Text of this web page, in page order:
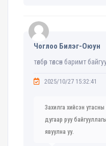
Чоглоо Билэг-Оюун
төлбөр төлсөн баримт
2025/10/27 15:32:41
Захилга хийсэн
дугаар руу
явуулна уу.